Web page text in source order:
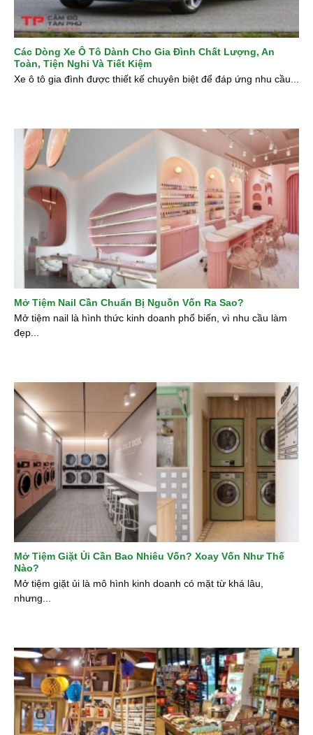
Các Dòng Xe Ô Tô Dành Cho Gia Đình Chất Lượng, An
Toàn, Tiện Nghi Và Tiết Kiệm
Xe ô tô gia đình được thiết kế chuyên biệt để đáp ứng nhu cầu...
Mở Tiệm Nail Cần Chuẩn Bị Nguồn Vốn Ra Sao?
Mở tiệm nail là hình thức kinh doanh phổ biến, vì nhu cầu làm
đẹp...
Mở Tiệm Giặt Ủi Cần Bao Nhiêu Vốn? Xoay Vốn Như Thế
Nào?
Mở tiệm giặt ủi là mô hình kinh doanh có mặt từ khá lâu,
nhưng...